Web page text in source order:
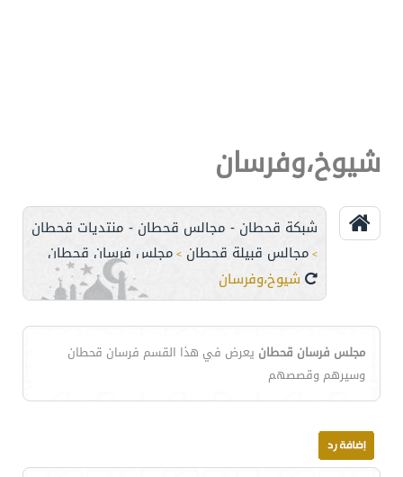
شيوخ،وفرسان
شبكة قحطان - مجالس قحطان - منتديات قحطان
> مجالس قبيلة قحطان > مجلس فرسان قحطان
شيوخ،وفرسان
مجلس فرسان قحطان يعرض في هذا القسم فرسان قحطان
وسيرهم وقصصهم